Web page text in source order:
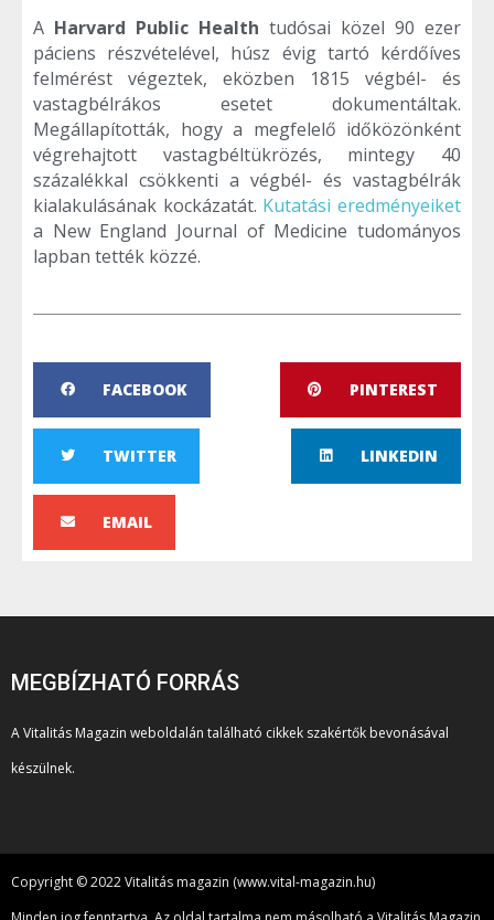
A Harvard Public Health tudósai közel 90 ezer
páciens részvételével, húsz évig tartó kérdőíves
felmérést végeztek, eközben 1815 végbél- és
vastagbélrákos esetet dokumentáltak.
Megállapították, hogy a megfelelő időközönként
végrehajtott vastagbéltükrözés, mintegy 40
százalékkal csökkenti a végbél- és vastagbélrák
kialakulásának kockázatát. Kutatási eredményeiket
a New England Journal of Medicine tudományos
lapban tették közzé.
FACEBOOK PINTEREST
TWITTER LINKEDIN
EMAIL
MEGBÍZHATÓ FORRÁS
A Vitalitás Magazin weboldalán található cikkek szakértők bevonásával
készülnek.
Copyright © 2022 Vitalitás magazin (www.vital-magazin.hu)